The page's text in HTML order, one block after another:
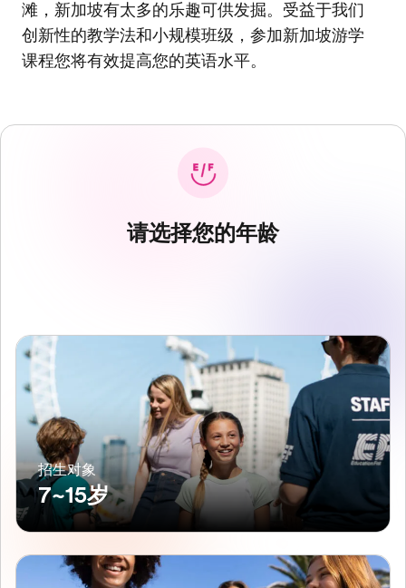
滩，新加坡有太多的乐趣可供发掘。受益于我们
创新性的教学法和小规模班级，参加新加坡游学
课程您将有效提高您的英语水平。
请选择您的年龄
招生对象
7~15岁